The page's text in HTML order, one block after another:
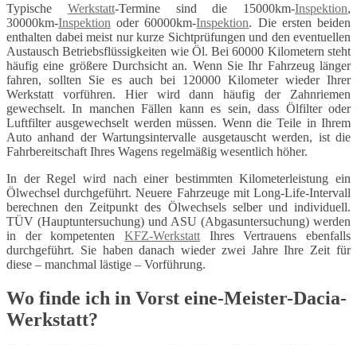
Typische Werkstatt-Termine sind die 15000km-Inspektion,
30000km-Inspektion oder 60000km-Inspektion. Die ersten beiden
enthalten dabei meist nur kurze Sichtprüfungen und den eventuellen
Austausch Betriebsflüssigkeiten wie Öl. Bei 60000 Kilometern steht
häufig eine größere Durchsicht an. Wenn Sie Ihr Fahrzeug länger
fahren, sollten Sie es auch bei 120000 Kilometer wieder Ihrer
Werkstatt vorführen. Hier wird dann häufig der Zahnriemen
gewechselt. In manchen Fällen kann es sein, dass Ölfilter oder
Luftfilter ausgewechselt werden müssen. Wenn die Teile in Ihrem
Auto anhand der Wartungsintervalle ausgetauscht werden, ist die
Fahrbereitschaft Ihres Wagens regelmäßig wesentlich höher.
In der Regel wird nach einer bestimmten Kilometerleistung ein
Ölwechsel durchgeführt. Neuere Fahrzeuge mit Long-Life-Intervall
berechnen den Zeitpunkt des Ölwechsels selber und individuell.
TÜV (Hauptuntersuchung) und ASU (Abgasuntersuchung) werden
in der kompetenten KFZ-Werkstatt Ihres Vertrauens ebenfalls
durchgeführt. Sie haben danach wieder zwei Jahre Ihre Zeit für
diese – manchmal lästige – Vorführung.
Wo finde ich in Vorst eine-Meister-Dacia-
Werkstatt?